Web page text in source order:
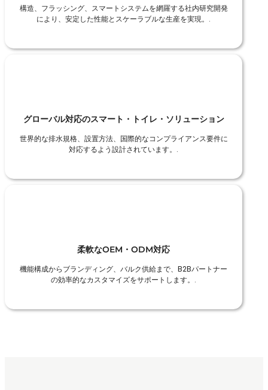
構造、フラッシング、スマートシステムを網羅する社内研究開発
により、安定した性能とスケーラブルな生産を実現。.
グローバル対応のスマート・トイレ・ソリューション
世界的な排水規格、設置方法、国際的なコンプライアンス要件に
対応するよう設計されています。.
柔軟なOEM・ODM対応
機能構成からブランディング、バルク供給まで、B2Bパートナー
の効率的なカスタマイズをサポートします。.